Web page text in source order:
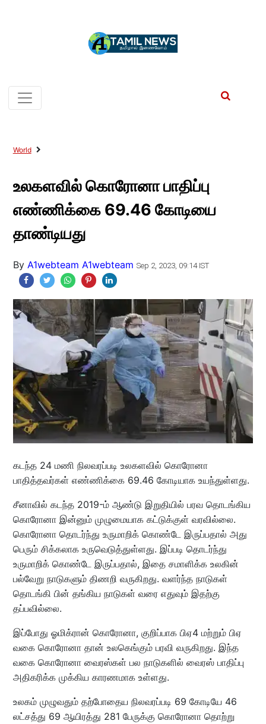
World
உலகளவில் கொரோனா பாதிப்பு
எண்ணிக்கை 69.46 கோடியை
தாண்டியது
By A1webteam A1webteam Sep 2, 2023, 09:14 IST
கடந்த 24 மணி நிலவரப்படி உலகளவில் கொரோனா
பாதித்தவர்கள் எண்ணிக்கை 69.46 கோடியாக உயந்துள்ளது.
சீனாவில் கடந்த 2019-ம் ஆண்டு இறுதியில் பரவ தொடங்கிய
கொரோனா இன்னும் முழுமையாக கட்டுக்குள் வரவில்லை.
கொரோனா தொடர்ந்து உருமாறிக் கொண்டே இருப்பதால் அது
பெரும் சிக்கலாக உருவெடுத்துள்ளது. இப்படி தொடர்ந்து
உருமாறிக் கொண்டே இருப்பதால், இதை சமாளிக்க உலகின்
பல்வேறு நாடுகளும் திணறி வருகிறது. வளர்ந்த நாடுகள்
தொடங்கி பின் தங்கிய நாடுகள் வரை எதுவும் இதற்கு
தப்பவில்லை.
இப்போது ஓமிக்ரான் கொரோனா, குறிப்பாக பிஏ4 மற்றும் பிஏ
வகை கொரோனா தான் உலகெங்கும் பரவி வருகிறது. இந்த
வகை கொரோனா வைரஸ்கள் பல நாடுகளில் வைரஸ் பாதிப்பு
அதிகரிக்க முக்கிய காரணமாக உள்ளது.
உலகம் முழுவதும் தற்போதைய நிலவரப்படி 69 கோடியே 46
லட்சத்து 69 ஆயிரத்து 281 பேருக்கு கொரோனா தொற்று